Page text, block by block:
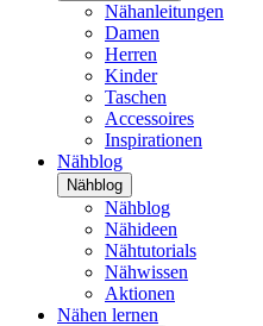
Nähanleitungen
Damen
Herren
Kinder
Taschen
Accessoires
Inspirationen
Nähblog
Nähblog
Nähblog
Nähideen
Nähtutorials
Nähwissen
Aktionen
Nähen lernen